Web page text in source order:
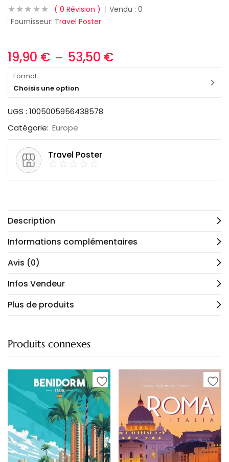
0 Révision Vendu : 0
Fournisseur: Travel Poster
19,90 € – 53,50 €
Format
Choisis une option
UGS : 1005005956438578
Catégorie: Europe
Travel Poster
Description
Informations complémentaires
Avis (0)
Infos Vendeur
Plus de produits
Produits connexes